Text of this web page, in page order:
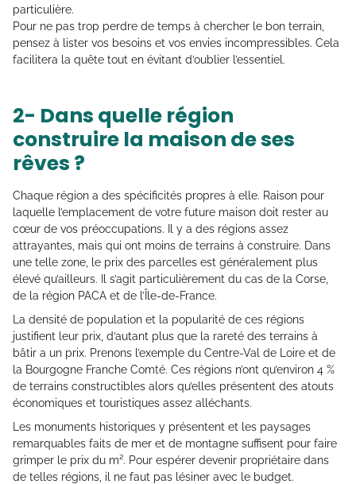
particulière.
Pour ne pas trop perdre de temps à chercher le bon terrain,
pensez à lister vos besoins et vos envies incompressibles. Cela
facilitera la quête tout en évitant d’oublier l’essentiel.
2- Dans quelle région
construire la maison de ses
rêves ?
Chaque région a des spécificités propres à elle. Raison pour
laquelle l’emplacement de votre future maison doit rester au
cœur de vos préoccupations. Il y a des régions assez
attrayantes, mais qui ont moins de terrains à construire. Dans
une telle zone, le prix des parcelles est généralement plus
élevé qu’ailleurs. Il s’agit particulièrement du cas de la Corse,
de la région PACA et de l’Île-de-France.
La densité de population et la popularité de ces régions
justifient leur prix, d’autant plus que la rareté des terrains à
bâtir a un prix. Prenons l’exemple du Centre-Val de Loire et de
la Bourgogne Franche Comté. Ces régions n’ont qu’environ 4 %
de terrains constructibles alors qu’elles présentent des atouts
économiques et touristiques assez alléchants.
Les monuments historiques y présentent et les paysages
remarquables faits de mer et de montagne suffisent pour faire
grimper le prix du m². Pour espérer devenir propriétaire dans
de telles régions, il ne faut pas lésiner avec le budget.